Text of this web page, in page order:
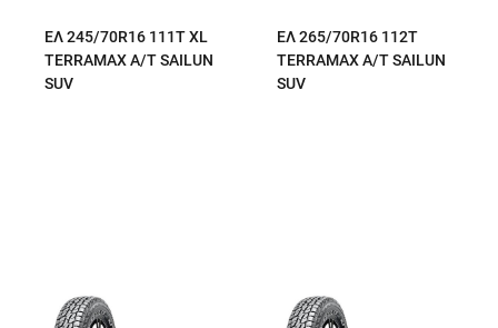
ΕΛ 245/70R16 111T XL
TERRAMAX A/T SAILUN
SUV
ΕΛ 265/70R16 112T
TERRAMAX A/T SAILUN
SUV